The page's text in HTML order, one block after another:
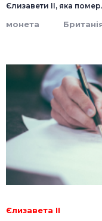
Єлизавети II, яка
монета
Єлизавета II